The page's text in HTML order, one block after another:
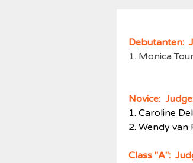
Debutanten:
1. Monica
Novice:
1.Caroline
2.Wendy van
Class "A":